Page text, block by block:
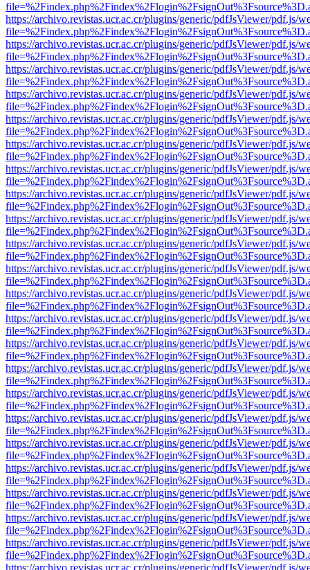
https://archivo.revistas.ucr.ac.cr/plugins/generic/pdfJsViewer/pdf.js/
https://archivo.revistas.ucr.ac.cr/plugins/generic/pdfJsViewer/pdf.js/
https://archivo.revistas.ucr.ac.cr/plugins/generic/pdfJsViewer/pdf.js/
https://archivo.revistas.ucr.ac.cr/plugins/generic/pdfJsViewer/pdf.js/
https://archivo.revistas.ucr.ac.cr/plugins/generic/pdfJsViewer/pdf.js/
https://archivo.revistas.ucr.ac.cr/plugins/generic/pdfJsViewer/pdf.js/
https://archivo.revistas.ucr.ac.cr/plugins/generic/pdfJsViewer/pdf.js/
https://archivo.revistas.ucr.ac.cr/plugins/generic/pdfJsViewer/pdf.js/
https://archivo.revistas.ucr.ac.cr/plugins/generic/pdfJsViewer/pdf.js/
https://archivo.revistas.ucr.ac.cr/plugins/generic/pdfJsViewer/pdf.js/
https://archivo.revistas.ucr.ac.cr/plugins/generic/pdfJsViewer/pdf.js/
https://archivo.revistas.ucr.ac.cr/plugins/generic/pdfJsViewer/pdf.js/
https://archivo.revistas.ucr.ac.cr/plugins/generic/pdfJsViewer/pdf.js/
https://archivo.revistas.ucr.ac.cr/plugins/generic/pdfJsViewer/pdf.js/
https://archivo.revistas.ucr.ac.cr/plugins/generic/pdfJsViewer/pdf.js/
https://archivo.revistas.ucr.ac.cr/plugins/generic/pdfJsViewer/pdf.js/
https://archivo.revistas.ucr.ac.cr/plugins/generic/pdfJsViewer/pdf.js/
https://archivo.revistas.ucr.ac.cr/plugins/generic/pdfJsViewer/pdf.js/
https://archivo.revistas.ucr.ac.cr/plugins/generic/pdfJsViewer/pdf.js/
https://archivo.revistas.ucr.ac.cr/plugins/generic/pdfJsViewer/pdf.js/
https://archivo.revistas.ucr.ac.cr/plugins/generic/pdfJsViewer/pdf.js/
https://archivo.revistas.ucr.ac.cr/plugins/generic/pdfJsViewer/pdf.js/
https://archivo.revistas.ucr.ac.cr/plugins/generic/pdfJsViewer/pdf.js/